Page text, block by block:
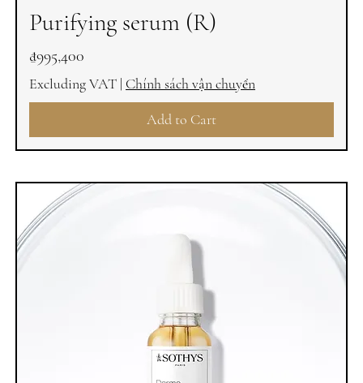
Purifying serum (R)
Price
₫995,400
Excluding VAT | Chính sách vận chuyển
Add to Cart